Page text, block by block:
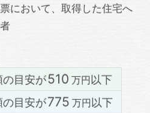
において、取得した住宅へ
の目安が510 万円以下
の目安が775 万円以下